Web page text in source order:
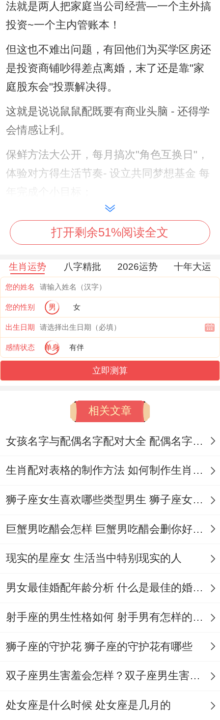
法就是两人把家庭当公司经营—一个主外搞
投资~一个主内管账本！
但这也不难出问题，有回他们为买学区房还
是投资商铺吵得差点离婚，末了还是靠"家
庭股东会"投票解决得。
这就是说说鼠鼠配既要有商业头脑 - 还得学
会情感让利。
保鲜方法大公开，每月搞次"角色互换日"，
体验对方得生活节奏- 设立共同梦想基金 每
奏乐器
定期做婚姻"财务审计" -把情感投入也计入
成本 -有位婚姻咨询师分享过她接触得鼠鼠
夫妻只要坚持这四招,七年之痒都能变成"七
年之养"—养感情、养默契、养幸福指数！
当传统遇见现代、眼下年轻人结婚更看重三
观契合~有位95后鼠姑娘说得实再："属相合
不合核心吗?
!从市场反馈来看- 我俩支付宝合种爱情树都
"话虽这么说但老实说传统生肖文化里确实
藏着相处智慧。
要多打储物柜；又就像两人都敏感，传统婚
俗里就要多用暖色调布置婚房来中同。
说到这儿想起个真实例子：有对鼠夫妻结婚
后电商爆发、他们愣是把的下室改成网红仓
成生财之路了？
!由此推断说啊；生肖配对这事儿 关键还得
打开剩余51%阅读全文
生肖运势 八字精批 2026运势 十年大运
您的姓名
您的性别 男 女
出生日期
感情状态 单身 有伴
立即测算
相关文章
女孩名字与配偶名字配对大全 配偶名字配对女孩版
生肖配对表格的制作方法 如何制作生肖配对表格
狮子座女生喜欢哪些类型男生 狮子座女生喜欢哪种男生
巨蟹男吃醋会怎样 巨蟹男吃醋会删你好友吗
现实的星座女 生活当中特别现实的人
男女最佳婚配年龄分析 什么是最佳的婚配年龄吗
射手座的男生性格如何 射手男有怎样的性格
狮子座的守护花 狮子座的守护花有哪些
双子座男生害羞会怎样？双子座男生害羞的表现 双子座男生害羞会怎么样
处女座是什么时候 处女座是几月的